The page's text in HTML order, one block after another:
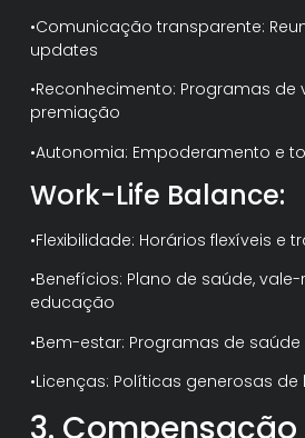
•Comunicação transparente:
updates
•Reconhecimento: Programas de
premiação
•Autonomia: Empoderamento e
Work-Life Balance:
•Flexibilidade: Horários flexíveis e
•Benefícios: Plano de saúde,
educação
•Bem-estar: Programas de
•Licenças: Políticas generosas
3. Compensação